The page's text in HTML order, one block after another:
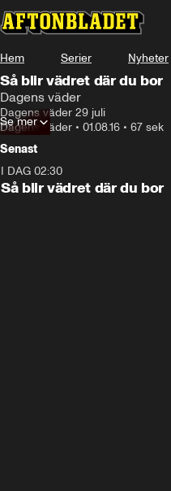
Hem Serier Nyheter
Så blir vädret där du bor
Dagens väder
Dagens väder 29 juli
Dagens väder • 01.08.16 • 67 sek
Se mer
Senast
I DAG 02:30
Så blir vädret där du bor